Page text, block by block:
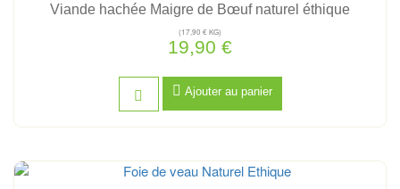
Viande hachée Maigre de Bœuf naturel éthique
(17,90 € KG)
19,90 €
Ajouter au panier
Hors stock